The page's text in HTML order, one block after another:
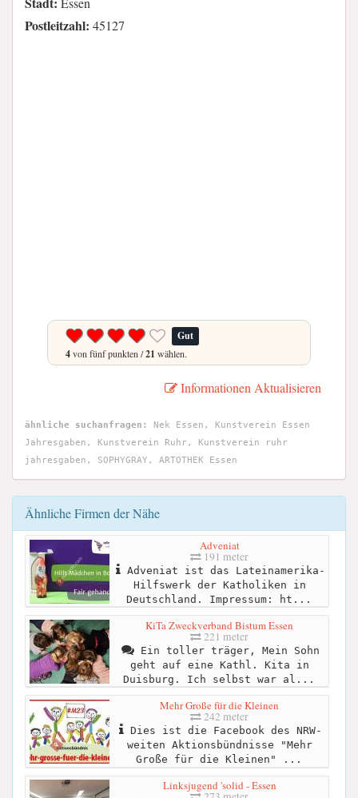
Postleitzahl: 45127
Gut
4von fünf punkten /21 wählen.
Informationen Aktualisieren
ähnliche suchanfragen:
Nek Essen, Kunstverein Essen
Jahresgaben, Kunstverein Ruhr, Kunstverein ruhr
jahresgaben, SOPHYGRAY, ARTOTHEK Essen
Ähnliche Firmen der Nähe
Adveniat
191 meter
Adveniat ist das Lateinamerika-
Hilfswerk der Katholiken in
Deutschland. Impressum: ht...
KiTa Zweckverband Bistum Essen
221 meter
Ein toller träger, Mein Sohn
geht auf eine Kathl. Kita in
Duisburg. Ich selbst war al...
Mehr Große für die Kleinen
242 meter
Dies ist die Facebook des NRW-
weiten Aktionsbündnisse "Mehr
Große für die Kleinen" ...
Linksjugend 'solid - Essen